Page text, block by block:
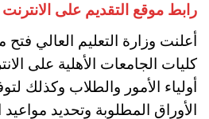
رابط موقع التقديم على الانترنت
أعلنت وزارة التعليم العالي
كليات الجامعات الأهلية على
أولياء الأمور والطلاب وكذلك
الأوراق المطلوبة وتحديد